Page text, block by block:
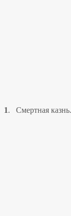
1. Смертная